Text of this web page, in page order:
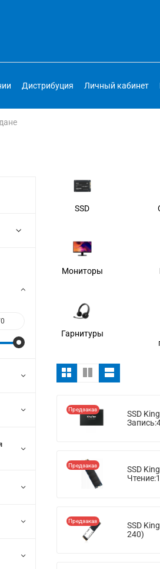
Дистрибуция Личный кабинет
SSD
Мониторы
Гарнитуры
Предзаказ
SSD
Предзаказ
SSD
Предзаказ
SSD
240)